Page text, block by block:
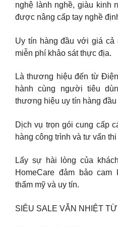
nghệ lành nghề, giàu kinh
được nâng cấp tay nghề
Uy tín hàng đầu với giá cả
miễn phí khảo sát thực địa.
Là thương hiệu đến từ
hành cùng người tiêu
thương hiệu uy tín hàng đầu
Dịch vụ trọn gói cung cấp
hàng công trình và tư vấn
Lấy sự hài lòng của
HomeCare đảm bảo
thẩm mỹ và uy tín.
SIÊU SALE VẪN NHIỆT